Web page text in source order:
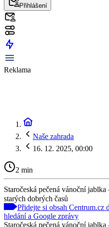
Přihlášení
Reklama
Naše zahrada
16. 12. 2025, 00:00
2 min
Staročeská pečená vánoční
starých dobrých časů
Přidejte si obsah
hledání a Google zprávy
Staročeská pečená vánoční